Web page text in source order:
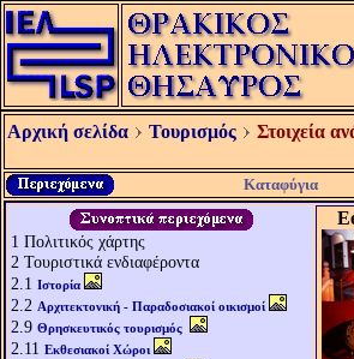
Αρχική σελίδα Τουρισμός Στοιχεία
Καταφύγια
1 Πολιτικός χάρτης
2 Τουριστικά ενδιαφέροντα
2.1 Ιστορία
2.2 Αρχιτεκτονική - Παραδοσιακοί οικισμοί
2.9 Θρησκευτικός τουρισμός
2.11 Εκθεσιακοί Χώροι